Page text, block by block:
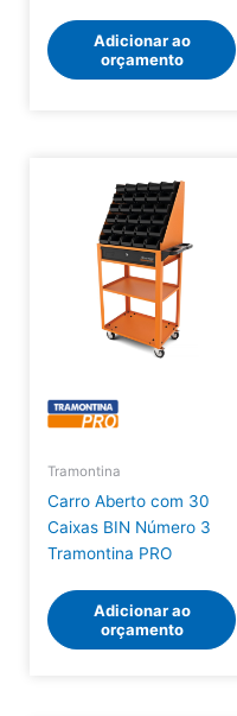
Adicionar ao
orçamento
Tramontina
Carro Aberto com 30
Caixas BIN Número 3
Tramontina PRO
Adicionar ao
orçamento